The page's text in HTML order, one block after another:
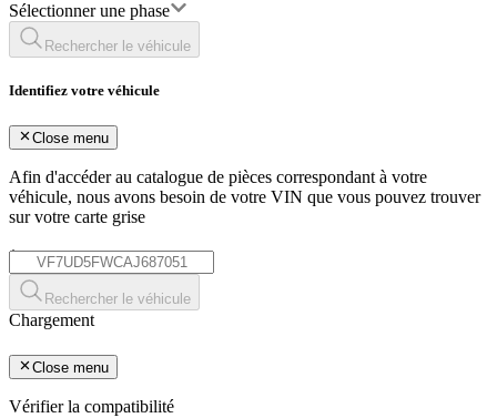
Sélectionner une phase
Rechercher le véhicule
Identifiez votre véhicule
Close menu
Afin d'accéder au catalogue de pièces correspondant à votre
véhicule, nous avons besoin de votre VIN que vous pouvez trouver
sur votre carte grise
*
Rechercher le véhicule
Chargement
Close menu
Vérifier la compatibilité